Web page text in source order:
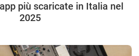
più scaricate in Italia nel
2025